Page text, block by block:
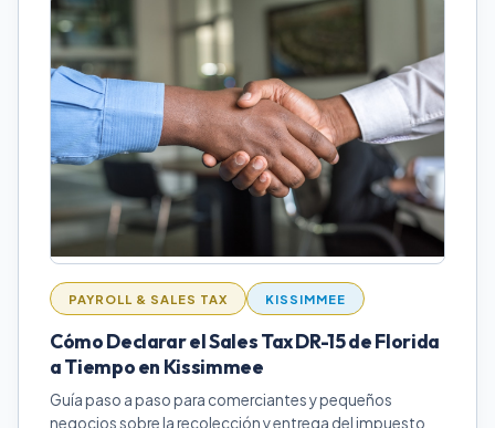
PAYROLL & SALES TAX KISSIMMEE
Cómo Declarar el Sales Tax DR-15 de Florida
a Tiempo en Kissimmee
Guía paso a paso para comerciantes y pequeños
negocios sobre la recolección y entrega del impuesto